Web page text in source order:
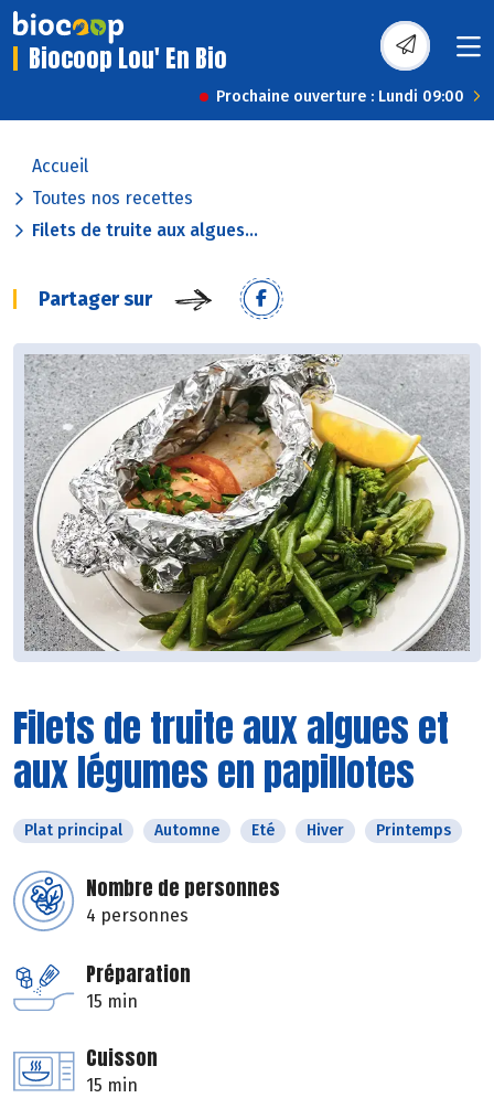
Biocoop Lou' En Bio
Prochaine ouverture : Lundi 09:00
Accueil
Toutes nos recettes
Filets de truite aux algues...
Partager sur
Filets de truite aux algues et
aux légumes en papillotes
Plat principal Automne Eté Hiver Printemps
Nombre de personnes
4 personnes
Préparation
15 min
Cuisson
15 min